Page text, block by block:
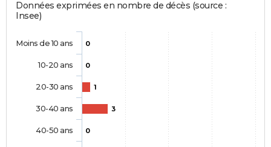
Données exprimées en nombre de décès (source :
Insee)
0
0
1
3
0
Moins de 10 ans
10-20 ans
20-30 ans
30-40 ans
40-50 ans